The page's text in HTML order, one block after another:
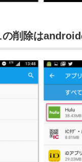
の削除は